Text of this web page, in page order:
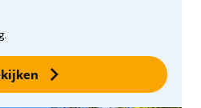
24 uur
Geen boekingskosten